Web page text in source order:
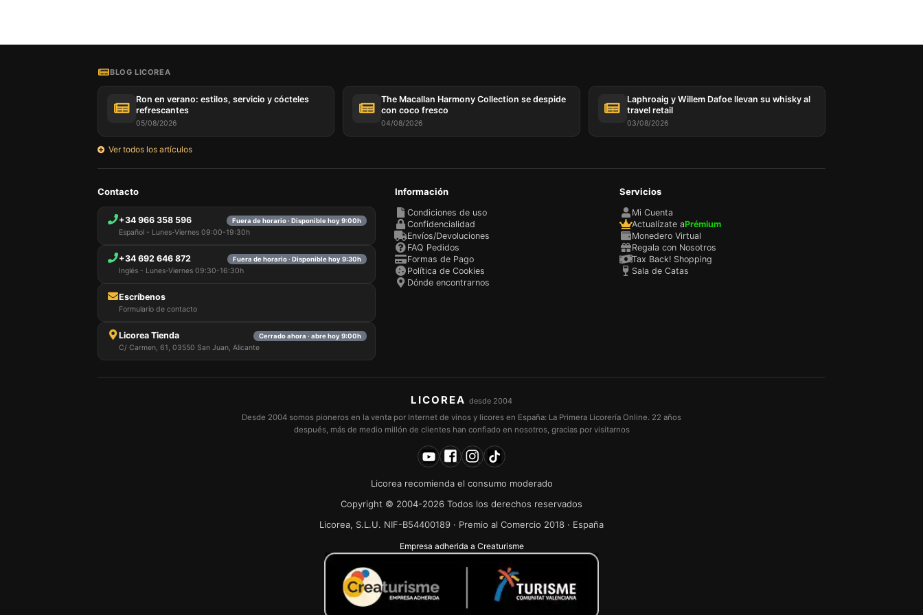
BLOG LICOREA
Ron en verano: estilos, servicio y cócteles
refrescantes
05/08/2026
The Macallan Harmony Collection se despide
con coco fresco
04/08/2026
Laphroaig y Willem Dafoe llevan su whisky al
travel retail
03/08/2026
Ver todos los artículos
Contacto
+34 966 358 596 Fuera de horario · Disponible hoy 9:00h
Español - Lunes-Viernes 09:00-19:30h
+34 692 646 872 Fuera de horario · Disponible hoy 9:30h
Inglés - Lunes-Viernes 09:30-16:30h
Escríbenos
Formulario de contacto
Licorea Tienda Cerrado ahora · abre hoy 9:00h
C/ Carmen, 61, 03550 San Juan, Alicante
Información
Condiciones de uso
Confidencialidad
Envíos/Devoluciones
FAQ Pedidos
Formas de Pago
Política de Cookies
Dónde encontrarnos
Servicios
Mi Cuenta
Actualízate aPrémium
Monedero Virtual
Regala con Nosotros
Tax Back! Shopping
Sala de Catas
LICOREA desde 2004
Desde 2004 somos pioneros en la venta por Internet de vinos y licores en España: La Primera Licorería Online. 22 años
después, más de medio millón de clientes han confiado en nosotros, gracias por visitarnos
Licorea recomienda el consumo moderado
Copyright © 2004-2026 Todos los derechos reservados
Licorea, S.L.U. NIF-B54400189 · Premio al Comercio 2018 · España
Empresa adherida a Creaturisme